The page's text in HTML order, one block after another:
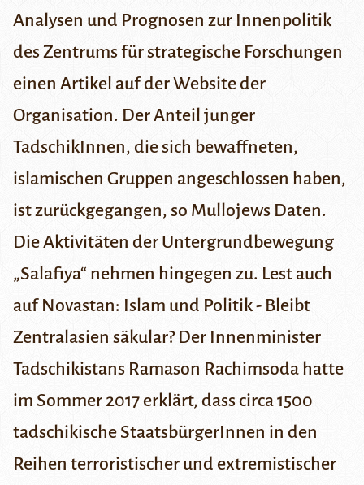
Analysen und Prognosen zur Innenpolitik
des Zentrums für strategische Forschungen
einen Artikel auf der Website der
Organisation. Der Anteil junger
TadschikInnen, die sich bewaffneten,
islamischen Gruppen angeschlossen haben,
ist zurückgegangen, so Mullojews Daten.
Die Aktivitäten der Untergrundbewegung
„Salafiya“ nehmen hingegen zu. Lest auch
auf Novastan: Islam und Politik - Bleibt
Zentralasien säkular?Der Innenminister
Tadschikistans Ramason Rachimsoda hatte
im Sommer 2017 erklärt, dass circa 1500
tadschikische StaatsbürgerInnen in den
Reihen terroristischer und extremistischer